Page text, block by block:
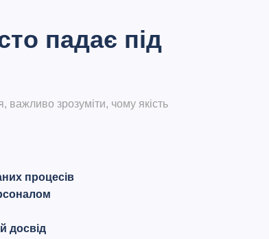
падає під
зрозуміти, чому якість
процесів
досвід